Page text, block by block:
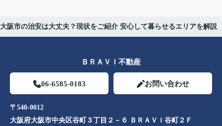
阪市の治安は大丈夫？現状をご紹介 安心して暮らせるエリアを解説
ＢＲＡＶＩ不動産
06-6585-0183 お問い合わせ
〒540-0012
大阪府大阪市中央区谷町３丁目２－６ ＢＲＡＶＩ谷町２Ｆ